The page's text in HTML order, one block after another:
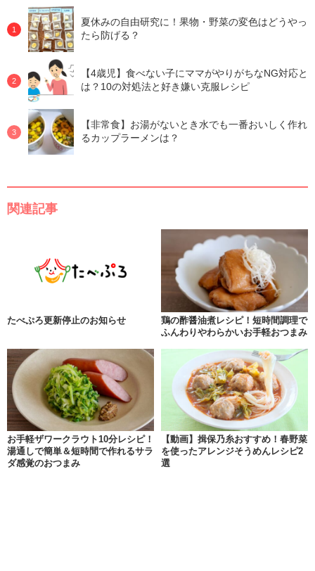
夏休みの自由研究に！果物・野菜の変色はどうやっ
たら防げる？
【4歳児】食べない子にママがやりがちなNG対応と
は？10の対処法と好き嫌い克服レシピ
【非常食】お湯がないとき水でも一番おいしく作れ
るカップラーメンは？
関連記事
たべぷろ更新停止のお知らせ
鶏の酢醤油煮レシピ！短時間調理で
ふんわりやわらかいお手軽おつまみ
お手軽ザワークラウト10分レシピ！
湯通しで簡単＆短時間で作れるサラ
ダ感覚のおつまみ
【動画】揖保乃糸おすすめ！春野菜
を使ったアレンジそうめんレシピ2
選